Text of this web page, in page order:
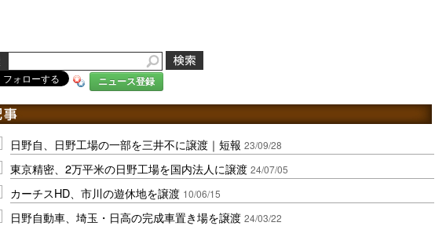
ニュース登録
日野自、日野工場の一部を三井不に譲渡｜短報 23/09/28
東京精密、2万平米の日野工場を国内法人に譲渡 24/07/05
カーチスHD、市川の遊休地を譲渡 10/06/15
日野自動車、埼玉・日高の完成車置き場を譲渡 24/03/22